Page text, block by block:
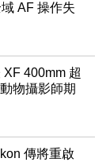
AF 操作失
400mm 超
物攝影師期
傳將重啟